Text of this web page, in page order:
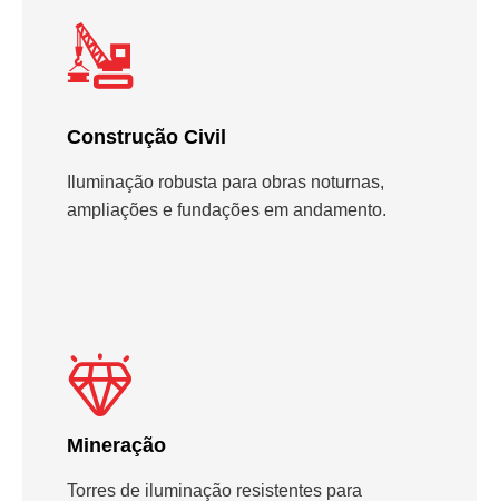
Construção Civil
Iluminação robusta para obras noturnas,
ampliações e fundações em andamento.
Mineração
Torres de iluminação resistentes para